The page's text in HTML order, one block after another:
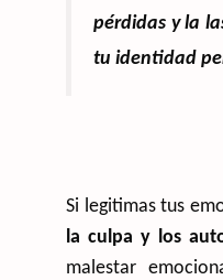
pérdidas y la
tu identidad
Si legitimas tus
la culpa y los
malestar